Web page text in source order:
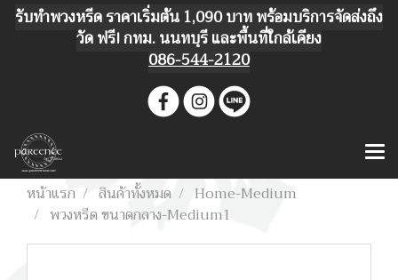
รับทำพวงหรีด ราคาเริ่มต้น 1,090 บาท พร้อมบริการจัดส่งถึง
วัด ฟรี! กทม. นนทบุรี และพื้นที่ใกล้เคียง
086-544-2120
หน้าแรก สินค้าทั้งหมด
Home-Medium
พวงหรีด ขนาดกลาง-Medium1